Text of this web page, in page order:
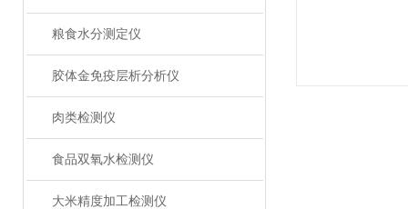
粮食水分测定仪
胶体金免疫层析分析仪
肉类检测仪
食品双氧水检测仪
大米精度加工检测仪